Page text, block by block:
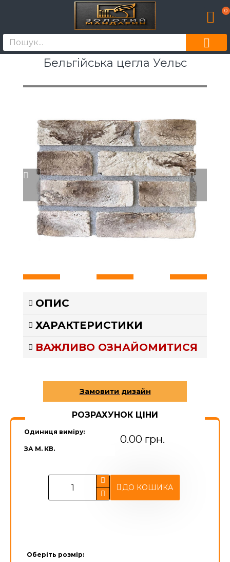
0
Бельгійська цегла Уельс
ОПИС
ХАРАКТЕРИСТИКИ
ВАЖЛИВО ОЗНАЙОМИТИСЯ
РОЗРАХУНОК ЦІНИ
Одиниця виміру:
ЗА М. КВ.
0.00 грн.
ДО КОШИКА
Оберіть розмір: